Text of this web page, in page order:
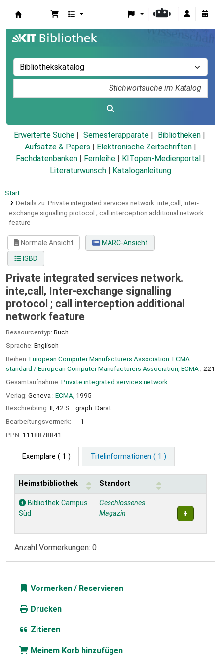
Erweiterte Suche Semesterapparate
Bibliotheken
Aufsätze & Papers
Elektronische Zeitschriften
Fachdatenbanken
Fernleihe KITopen-Medienportal
Literaturwunsch
Kataloganleitung
Start
Details zu: Private integrated services network. inte,call, Inter-
exchange signalling protocol ; call interception additional network
feature
Normale Ansicht
MARC-Ansicht
ISBD
Private integrated services network.
inte,call, Inter-exchange signalling
protocol ; call interception additional
network feature
Ressourcentyp: Buch
Sprache: Englisch
Reihen: European Computer Manufacturers Association. ECMA
standard / European Computer Manufacturers Association, ECMA ; 221
Gesamtaufnahme: Private integrated services network.
Verlag: Geneva : ECMA, 1995
Beschreibung: II, 42 S. : graph. Darst
Bearbeitungsvermerk:
1
PPN: 1118878841
Exemplare ( 1 ) Titelinformationen ( 1 )
Exemplare
Heimatbibliothek Standort
Bibliothek Campus
Süd
Geschlossenes
Magazin
Anzahl Vormerkungen: 0
Vormerken
Drucken
Zitieren
Meinem Korb hinzufügen